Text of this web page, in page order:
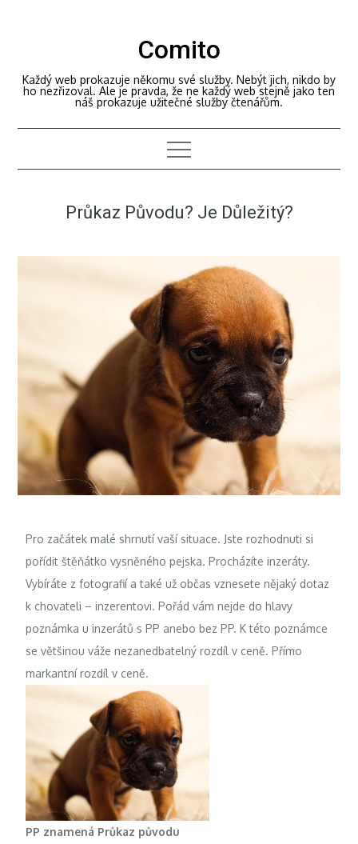
Comito
Každý web prokazuje někomu své služby. Nebýt jich, nikdo by
ho nezřizoval. Ale je pravda, že ne každý web stejně jako ten
náš prokazuje užitečné služby čtenářům.
Průkaz Původu? Je Důležitý?
Pro začátek malé shrnutí vaší situace. Jste rozhodnuti si
pořídit štěňátko vysněného pejska. Procházíte inzeráty.
Vybíráte z fotografií a také už občas vznesete nějaký dotaz
k chovateli – inzerentovi. Pořád vám nejde do hlavy
poznámka u inzerátů s PP anebo bez PP. K této poznámce
se většinou váže nezanedbatelný rozdíl v ceně. Přímo
markantní rozdíl v ceně.
PP znamená Průkaz původu